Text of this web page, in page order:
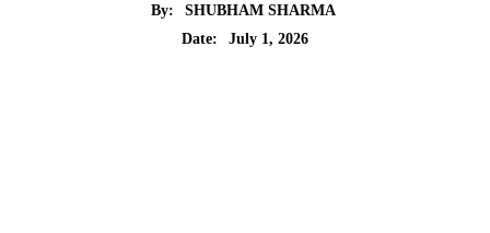
By:
SHUBHAM SHARMA
Date:
July 1, 2026